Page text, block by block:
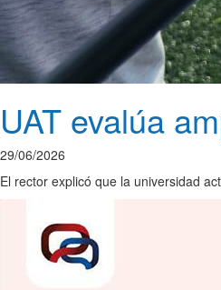
UAT evalúa
29/06/2026
El rector explicó que la universidad